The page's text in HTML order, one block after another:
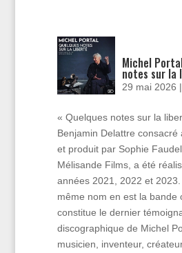
Michel
notes sur la
29 mai 2026
« Quelques notes sur la
Benjamin Delattre consacré
et produit par Sophie
Mélisande Films, a été
années 2021, 2022 et 2023.
même nom en est la bande
constitue le dernier
discographique de Michel
musicien, inventeur,